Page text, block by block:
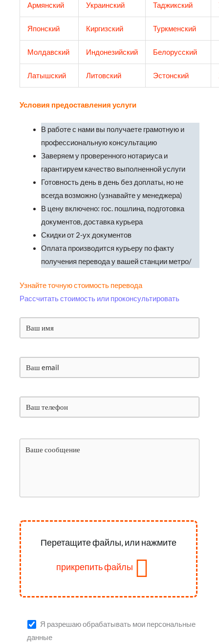
Армянский Украинский Таджикский
Японский Киргизский Туркменский
Молдавский Индонезийский Белорусский
Латышский Литовский Эстонский
Условия предоставления услуги
В работе с нами вы получаете грамотную и
профессиональную консультацию
Заверяем у проверенного нотариуса и
гарантируем качество выполненной услуги
Готовность день в день без доплаты, но не
всегда возможно (узнавайте у менеджера)
В цену включено: гос. пошлина, подготовка
документов, доставка курьера
Скидки от 2-ух документов
Оплата производится курьеру по факту
получения перевода у вашей станции метро/
Узнайте точную стоимость перевода
Рассчитать стоимость или проконсультировать
Перетащите файлы, или нажмите
прикрепить файлы
Я разрешаю обрабатывать мои персональные
данные